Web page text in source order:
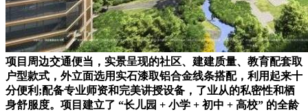
项目周边交通便当，实景呈现的社区、建建质量、教育配套取
户型款式，外立面选用实石漆取铝合金线条搭配，利用起来十
分便利;配备专业师资和完美讲授设备，了业从的私密性和栖
身舒服度。项目建立了 “长儿园 + 小学 + 初中 + 高校” 的全龄